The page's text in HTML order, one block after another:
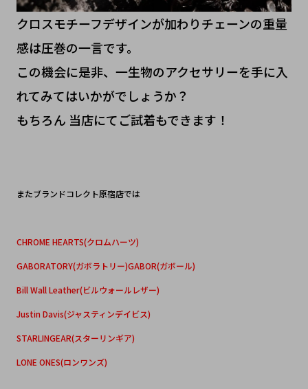
クロスモチーフデザインが加わりチェーンの重量
感は圧巻の一言です。
この機会に是非、一生物のアクセサリーを手に入
れてみてはいかがでしょうか？
もちろん 当店にてご試着もできます！
またブランドコレクト原宿店では
CHROME HEARTS(クロムハーツ)
GABORATORY(ガボラトリー)GABOR(ガボール)
Bill Wall Leather(ビルウォールレザー)
Justin Davis(ジャスティンデイビス)
STARLINGEAR(スターリンギア)
LONE ONES(ロンワンズ)